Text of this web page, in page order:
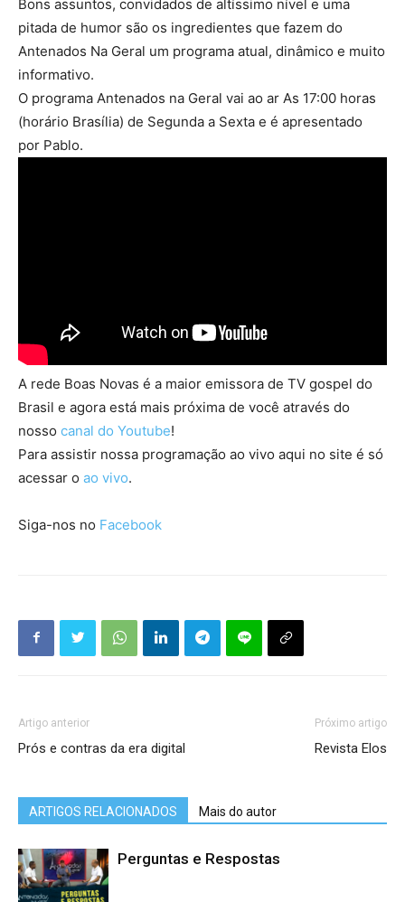
Bons assuntos, convidados de altíssimo nível e uma
pitada de humor são os ingredientes que fazem do
Antenados Na Geral um programa atual, dinâmico e muito
informativo.
O programa Antenados na Geral vai ao ar As 17:00 horas
(horário Brasília) de Segunda a Sexta e é apresentado
por Pablo.
A rede Boas Novas é a maior emissora de TV gospel do
Brasil e agora está mais próxima de você através do
nosso canal do Youtube!
Para assistir nossa programação ao vivo aqui no site é só
acessar o ao vivo.
Siga-nos no Facebook
Artigo anterior
Prós e contras da era digital
Próximo artigo
Revista Elos
ARTIGOS RELACIONADOS Mais do autor
Perguntas e Respostas